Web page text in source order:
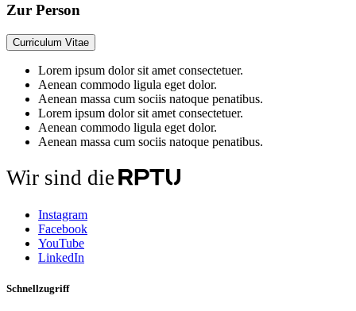
Zur Person
Curriculum Vitae
Lorem ipsum dolor sit amet consectetuer.
Aenean commodo ligula eget dolor.
Aenean massa cum sociis natoque penatibus.
Lorem ipsum dolor sit amet consectetuer.
Aenean commodo ligula eget dolor.
Aenean massa cum sociis natoque penatibus.
Wir sind die
Instagram
Facebook
YouTube
LinkedIn
Schnellzugriff